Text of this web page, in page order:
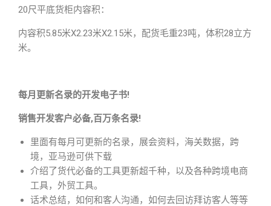
20尺平底货柜内容积：
内容积5.85米X2.23米X2.15米，配货毛重23吨，体积28立方
米。
每月更新名录的开发电子书!
销售开发客户必备,百万条名录!
里面有每月可更新的名录，展会资料，海关数据，跨
境，亚马逊可供下载
介绍了货代必备的工具更新超千种，以及各种跨境电商
工具，外贸工具。
话术总结，如何和客人沟通，如何去回访拜访客人等等